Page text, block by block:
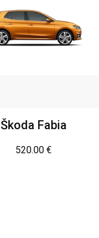
Škoda Fabia
520.00 €